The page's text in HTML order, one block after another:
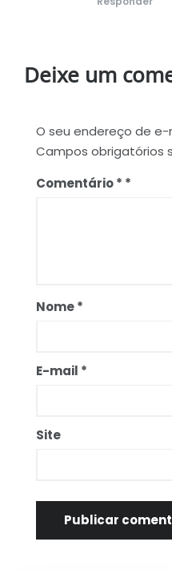
Deixe um
O seu endereço de
Campos obrigatórios
Comentário*
Nome*
E-mail *
Site